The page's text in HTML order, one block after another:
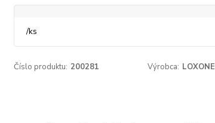
/ks
Číslo produktu: 200281 Výrobca: LOXONE